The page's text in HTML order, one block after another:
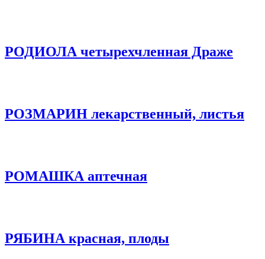
РОДИОЛА четырехчленная Драже
РОЗМАРИН лекарственный, листья
РОМАШКА аптечная
РЯБИНА красная, плоды